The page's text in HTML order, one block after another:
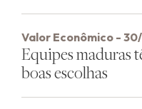
Valor Econômico -
Equipes maduras
boas escolhas